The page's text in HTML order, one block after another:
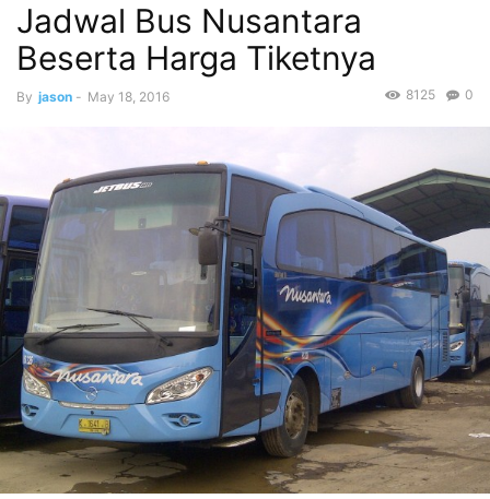
Jadwal Bus Nusantara
Beserta Harga Tiketnya
By jason - May 18, 2016 0
8125